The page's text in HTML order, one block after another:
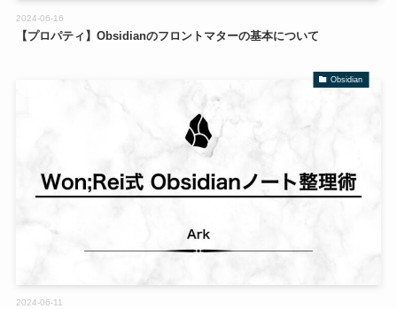
【プロパティ】Obsidianのフロントマターの基本について
2024-06-16
Obsidian
2024-06-11